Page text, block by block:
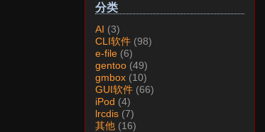
分类
AI (3)
CLI软件 (98)
e-file (6)
gentoo (49)
gmbox (10)
GUI软件 (66)
iPod (4)
lrcdis (7)
其他 (16)